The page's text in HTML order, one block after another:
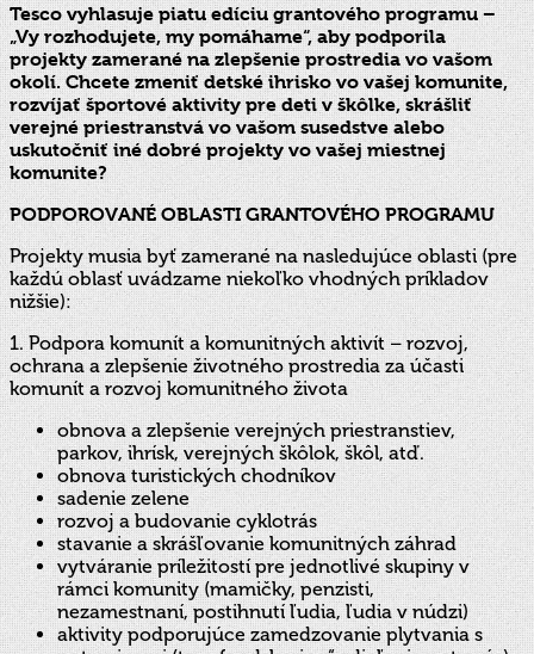
Tesco vyhlasuje piatu edíciu grantového programu –
„Vy rozhodujete, my pomáhame“, aby podporila
projekty zamerané na zlepšenie prostredia vo vašom
okolí. Chcete zmeniť detské ihrisko vo vašej komunite,
rozvíjať športové aktivity pre deti v škôlke, skrášliť
verejné priestranstvá vo vašom susedstve alebo
uskutočniť iné dobré projekty vo vašej miestnej
komunite?
PODPOROVANÉ OBLASTI GRANTOVÉHO PROGRAMU
Projekty musia byť zamerané na nasledujúce oblasti (pre
každú oblasť uvádzame niekoľko vhodných príkladov
nižšie):
1. Podpora komunít a komunitných aktivít – rozvoj,
ochrana a zlepšenie životného prostredia za účasti
komunít a rozvoj komunitného života
obnova a zlepšenie verejných priestranstiev,
parkov, ihrísk, verejných škôlok, škôl, atď.
obnova turistických chodníkov
sadenie zelene
rozvoj a budovanie cyklotrás
stavanie a skrášľovanie komunitných záhrad
vytváranie príležitostí pre jednotlivé skupiny v
rámci komunity (mamičky, penzisti,
nezamestnaní, postihnutí ľudia, ľudia v núdzi)
aktivity podporujúce zamedzovanie plytvania s